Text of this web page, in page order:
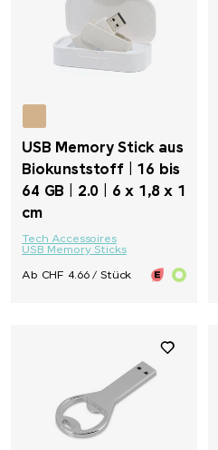
USB Memory Stick aus
Biokunststoff | 16 bis
64 GB | 2.0 | 6 x 1,8 x 1
cm
Tech Accessoires
USB Memory Sticks
Ab CHF 4.66 / Stück